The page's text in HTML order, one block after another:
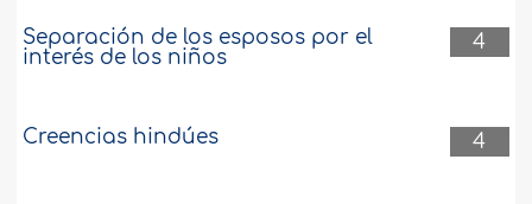
4
Separación de los esposos por el
interés de los niños
4
Creencias hindúes